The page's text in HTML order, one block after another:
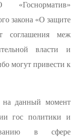
закона «О защите
соглашения меж
власти и
могут привести к
данный момент
гос политики и
в сфере